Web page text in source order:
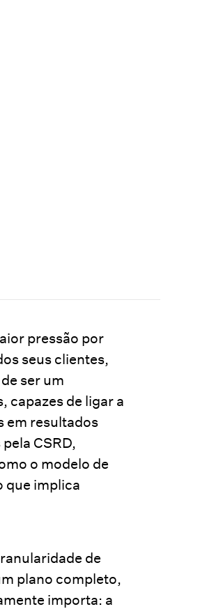
pressão por
seus clientes,
ser um
capazes de ligar a
em resultados
CSRD,
o modelo de
que implica
de
plano completo,
importa: a